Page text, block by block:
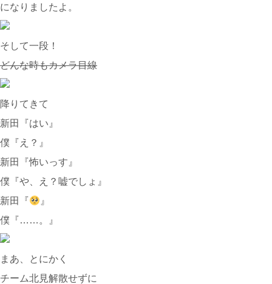
になりましたよ。
そして一段！
どんな時もカメラ目線
降りてきて
新田『はい』
僕『え？』
新田『怖いっす』
僕『や、え？嘘でしょ』
新田『
』
僕『……。』
まあ、とにかく
チーム北見解散せずに